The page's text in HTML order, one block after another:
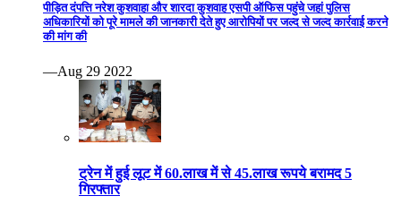
पीड़ित दंपत्ति नरेश कुशवाहा और शारदा कुशवाह एसपी ऑफिस पहुंचे जहां पुलिस
अधिकारियों को पूरे मामले की जानकारी देते हुए आरोपियों पर जल्द से जल्द कार्रवाई करने
की मांग की
—Aug 29 2022
ट्रेन में हुई लूट में 60.लाख में से 45.लाख रूपये बरामद 5
गिरफ्तार